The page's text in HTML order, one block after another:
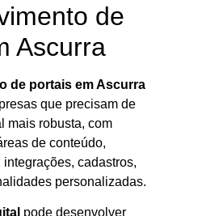
de
Ascurra
de portais em Ascurra
que precisam de
mais robusta, com
de conteúdo,
cadastros,
personalizadas.
pode desenvolver